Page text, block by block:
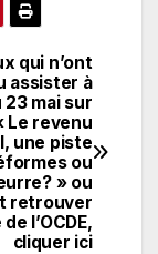
qui n’ont
assister à
23 mai sur
Le revenu
une piste
ou
» ou
retrouver
l’OCDE,
cliquer ici